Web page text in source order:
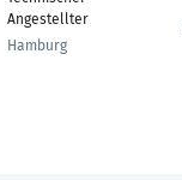
Angestellter
Hamburg